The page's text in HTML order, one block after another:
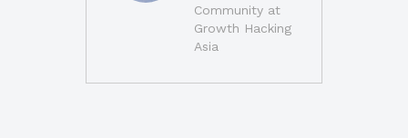
Community at
Growth Hacking
Asia